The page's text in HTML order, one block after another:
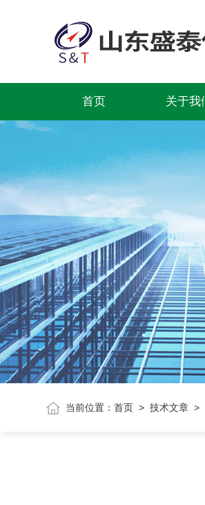
首页 关于我
当前位置：首页 >技术文章 >